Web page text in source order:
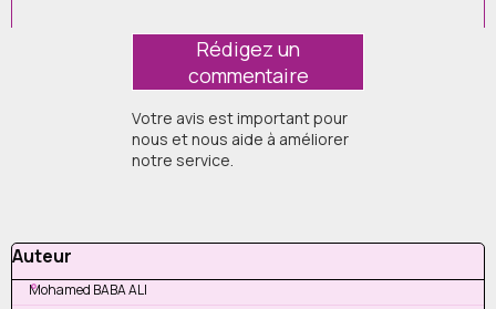
Votre avis est important pour
nous et nous aide à améliorer
notre service.
Sauter le bloc Auteur
Auteur
Mohamed BABA ALI